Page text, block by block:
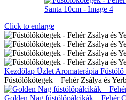
Click to enlarge
Kezdőlap Üzlet Aromaterápia Füstölő
Füstölőkötegek – Fehér Zsálya és
Golden Nag füstölőpálcikák – Fehér